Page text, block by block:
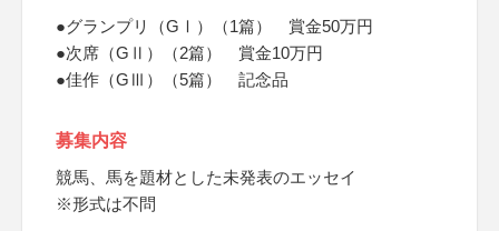
●グランプリ（GⅠ）（1篇） 賞金50万円
●次席（GⅡ）（2篇） 賞金10万円
●佳作（GⅢ）（5篇） 記念品
募集内容
競馬、馬を題材とした未発表のエッセイ
※形式は不問